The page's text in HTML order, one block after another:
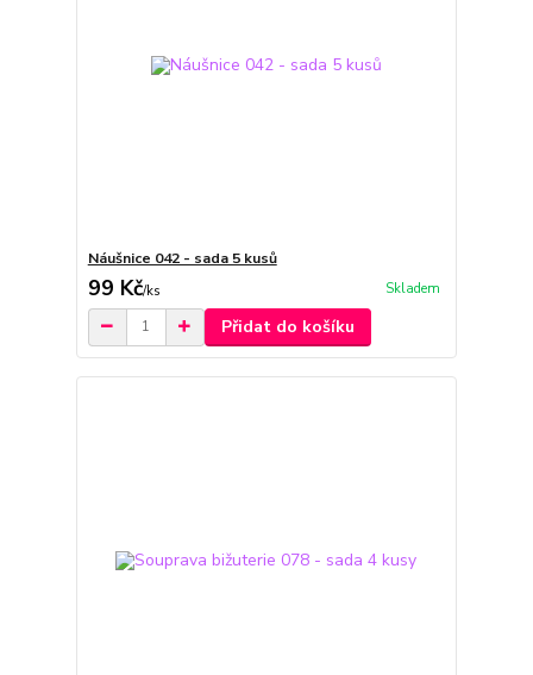
Náušnice 042 - sada 5 kusů
99 Kč/ks Skladem
Přidat do košíku